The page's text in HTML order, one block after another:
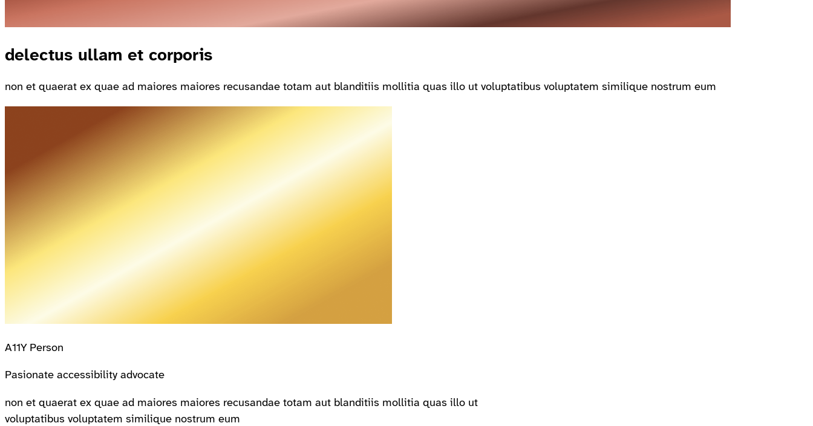
delectus ullam et corporis
non et quaerat ex quae ad maiores maiores recusandae totam aut blanditiis mollitia quas illo ut voluptatibus voluptatem similique nostrum eum
A11Y Person
Pasionate accessibility advocate
non et quaerat ex quae ad maiores maiores recusandae totam aut blanditiis mollitia quas illo ut
voluptatibus voluptatem similique nostrum eum